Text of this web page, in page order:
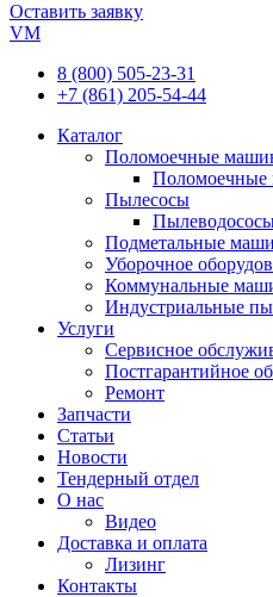
Оставить заявку
VM
8 (800) 505-23-31
+7 (861) 205-54-44
Каталог
Поломоечные
Пылесосы
Подметальные
Уборочное
Коммунальные
Индустриальные
Услуги
Сервисное
Постгарантийное
Ремонт
Запчасти
Статьи
Новости
Тендерный отдел
О нас
Видео
Доставка и оплата
Лизинг
Контакты